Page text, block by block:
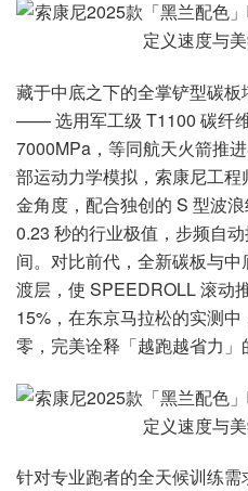
藏于中底之下的全掌铲型碳板
—— 选用军工级 T1100 碳纤
7000MPa，等同航天火箭推
部运动力学模拟，索康尼工
金角度，配合独创的 S 型波
0.23 秒的行业极值，步频自
间。对比前代，全新碳板与
渡层，使 SPEEDROLL 滚动
15%，在东京马拉松的实测
零，完美诠释「越跑越省力」
针对专业跑者的全天候训练